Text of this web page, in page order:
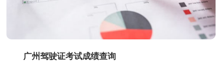
广州驾驶证考试成绩查询